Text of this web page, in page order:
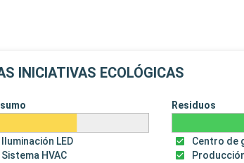
INICIATIVAS ECOLÓGICAS
Iluminación LED
Sistema HVAC
Residuos
Centro de